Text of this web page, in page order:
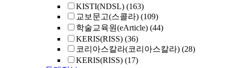
KISTI(NDSL) (163)
교보문고(스콜라) (109)
학술교육원(eArticle) (44)
KERIS(RISS) (36)
코리아스칼라(코리아스칼라) (28)
KERIS(RISS) (17)